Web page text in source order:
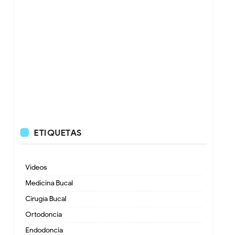
ETIQUETAS
Videos
Medicina Bucal
Cirugía Bucal
Ortodoncia
Endodoncia